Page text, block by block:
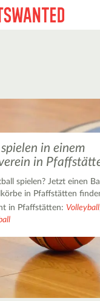
in einem
in
spielen? Jetzt einen
in Pfaffstätten
in Pfaffstätten: Volleyball